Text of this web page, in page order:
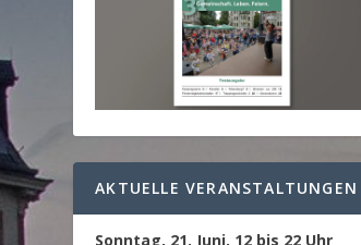
AKTUELLE VERANSTALTUNGEN
Sonntag, 21. Juni, 12 bis 22 Uhr